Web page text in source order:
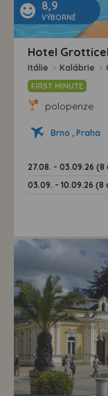
8,9
VÝBORNÉ
Hotel
Itálie > Kalábrie >
FIRST MINUTE
polopenze
Brno , Praha
27.08. - 03.09.26 (8
03.09. - 10.09.26 (8